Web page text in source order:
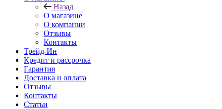
Назад
О магазине
О компании
Отзывы
Контакты
Трейд-Ин
Кредит и рассрочка
Гарантия
Доставка и оплата
Отзывы
Контакты
Статьи